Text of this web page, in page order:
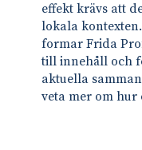
effekt krävs att
lokala
formar Frida
till innehåll och
aktuella
veta mer om hur